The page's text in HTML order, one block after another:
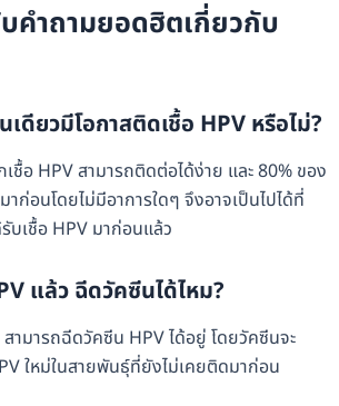
คำถามยอดฮิตเกี่ยวกับ
ดียวมีโอกาสติดเชื้อ HPV หรือไม่?
ชื้อ HPV สามารถติดต่อได้ง่าย และ 80% ของ
าก่อนโดยไม่มีอาการใดๆ จึงอาจเป็นไปได้ที่
บเชื้อ HPV มาก่อนแล้ว
แล้ว ฉีดวัคซีนได้ไหม?
ามารถฉีดวัคซีน HPV ได้อยู่ โดยวัคซีนจะ
ใหม่ในสายพันธุ์ที่ยังไม่เคยติดมาก่อน